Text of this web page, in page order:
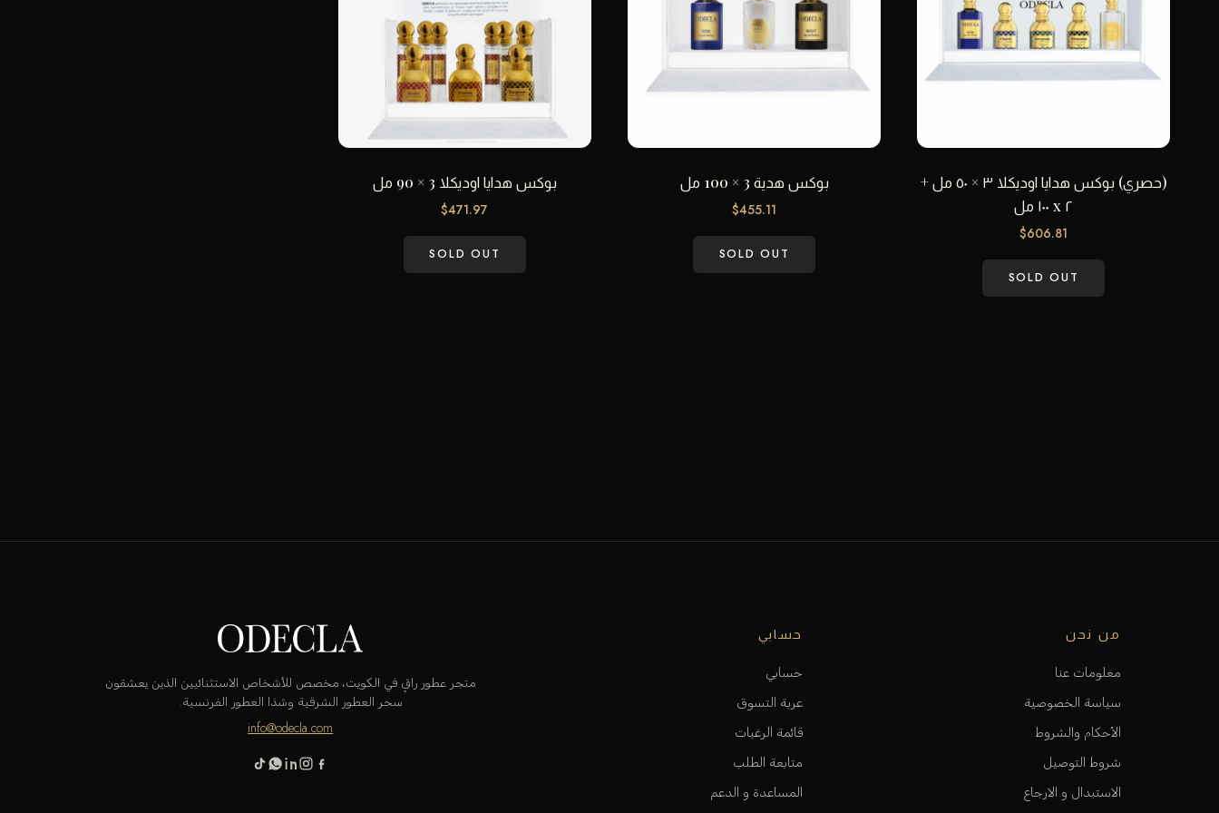
(حصري) بوكس هدايا اوديكلا ٣ × ٥٠ مل +
٢ x ١٠٠ مل
$606.81
SOLD OUT
بوكس هدية 3 × 100 مل
$455.11
SOLD OUT
بوكس هدايا اوديكلا 3 × 90 مل
$471.97
SOLD OUT
من نحن
معلومات عنا
سياسة الخصوصية
الأحكام والشروط
شروط التوصيل
الاستبدال و الارجاع
حسابي
حسابي
عربة التسوق
قائمة الرغبات
متابعة الطلب
المساعدة و الدعم
متجر عطور راقٍ في الكويت، مخصص للأشخاص الاستثنائيين الذين يعشقون
سحر العطور الشرقية وشذا العطور الفرنسية.
info@odecla.com